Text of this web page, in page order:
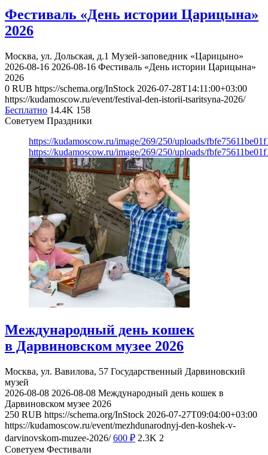
Фестиваль «День истории Царицына»
2026
Москва, ул. Дольская, д.1 Музей-заповедник «Царицыно»
2026-08-16 2026-08-16 Фестиваль «День истории Царицына»
2026
0 RUB https://schema.org/InStock 2026-07-28T14:11:00+03:00
https://kudamoscow.ru/event/festival-den-istorii-tsaritsyna-2026/
Бесплатно 14.4K 158
Советуем Праздники
https://kudamoscow.ru/image/269/250/uploads/
https://kudamoscow.ru/image/269/250/uploads/
Международный день кошек
в Дарвиновском музее 2026
Москва, ул. Вавилова, 57 Государственный Дарвиновский
музей
2026-08-08 2026-08-08 Международный день кошек в
Дарвиновском музее 2026
250 RUB https://schema.org/InStock 2026-07-27T09:04:00+03:00
https://kudamoscow.ru/event/mezhdunarodnyj-den-koshek-v-
darvinovskom-muzee-2026/ 600 ₽ 2.3K 2
Советуем Фестивали